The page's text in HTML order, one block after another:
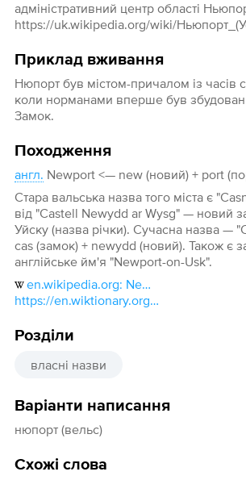
адміністративний центр області
https://uk.wikipedia.org/wiki/
Приклад вживання
Нюпорт був містом-причалом із часів
коли норманами вперше був
Замок.
Походження
англ. Newport <— new (новий) + port
Стара вальська назва того міста є
від "Castell Newydd ar Wysg" — новий
Уйску (назва річки). Сучасна назва —
cas (замок) + newydd (новий). Також є
англійське йм'я "Newport-on-Usk".
en.wikipedia.org: Newport, Wales#Etymology
https://en.wiktionary.org/wiki/Casnewydd
Розділи
власні назви
Варіанти написання
нюпорт (вельс)
Схожі слова